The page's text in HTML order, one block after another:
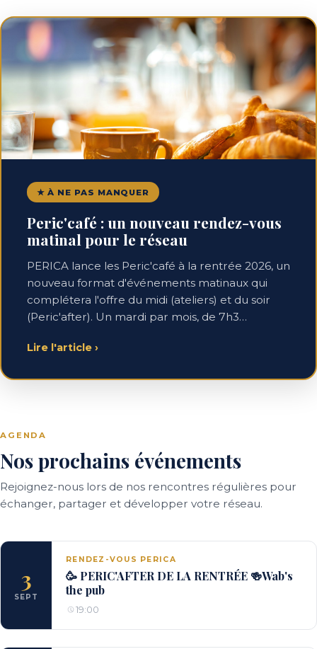
★ À NE PAS MANQUER
Peric'café : un nouveau rendez-vous
matinal pour le réseau
PERICA lance les Peric'café à la rentrée 2026, un
nouveau format d'événements matinaux qui
complétera l'offre du midi (ateliers) et du soir
(Peric'after). Un mardi par mois, de 7h3…
Lire l'article ›
AGENDA
Nos prochains événements
Rejoignez-nous lors de nos rencontres régulières pour
échanger, partager et développer votre réseau.
3
SEPT
RENDEZ-VOUS PERICA
🥳 PERIC'AFTER DE LA RENTRÉE 🍻Wab's
the pub
19:00